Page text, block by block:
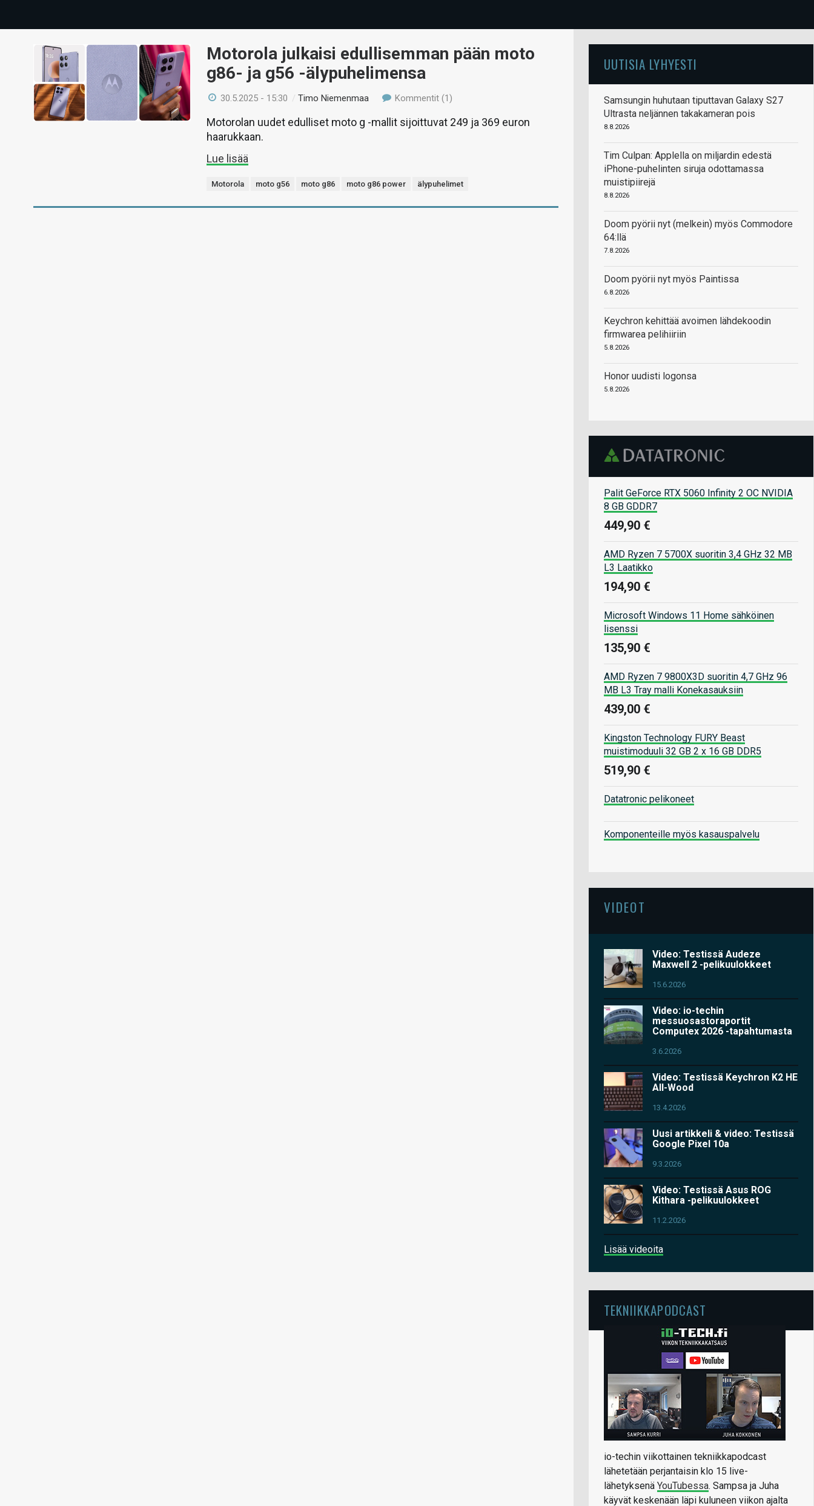
Motorola julkaisi edullisemman pään moto
g86- ja g56 -älypuhelimensa
30.5.2025 - 15:30 /Timo Niemenmaa Kommentit (1)
Motorolan uudet edulliset moto g -mallit sijoittuvat 249 ja 369 euron
haarukkaan.
Lue lisää
Motorola moto g56 moto g86 moto g86 power älypuhelimet
UUTISIA LYHYESTI
Samsungin huhutaan tiputtavan Galaxy S27
Ultrasta neljännen takakameran pois
8.8.2026
Tim Culpan: Applella on miljardin edestä
iPhone-puhelinten siruja odottamassa
muistipiirejä
8.8.2026
Doom pyörii nyt (melkein) myös Commodore
64:llä
7.8.2026
Doom pyörii nyt myös Paintissa
6.8.2026
Keychron kehittää avoimen lähdekoodin
firmwarea pelihiiriin
5.8.2026
Honor uudisti logonsa
5.8.2026
Palit GeForce RTX 5060 Infinity 2 OC NVIDIA
8 GB GDDR7
449,90 €
AMD Ryzen 7 5700X suoritin 3,4 GHz 32 MB
L3 Laatikko
194,90 €
Microsoft Windows 11 Home sähköinen
lisenssi
135,90 €
AMD Ryzen 7 9800X3D suoritin 4,7 GHz 96
MB L3 Tray malli Konekasauksiin
439,00 €
Kingston Technology FURY Beast
muistimoduuli 32 GB 2 x 16 GB DDR5
519,90 €
Datatronic pelikoneet
Komponenteille myös kasauspalvelu
VIDEOT
Video: Testissä Audeze
Maxwell 2 -pelikuulokkeet
15.6.2026
Video: io-techin
messuosastoraportit
Computex 2026 -tapahtumasta
3.6.2026
Video: Testissä Keychron K2 HE
All-Wood
13.4.2026
Uusi artikkeli & video: Testissä
Google Pixel 10a
9.3.2026
Video: Testissä Asus ROG
Kithara -pelikuulokkeet
11.2.2026
Lisää videoita
TEKNIIKKAPODCAST
io-techin viikottainen tekniikkapodcast
lähetetään perjantaisin klo 15 live-
lähetyksenä YouTubessa. Sampsa ja Juha
käyvät keskenään läpi kuluneen viikon ajalta